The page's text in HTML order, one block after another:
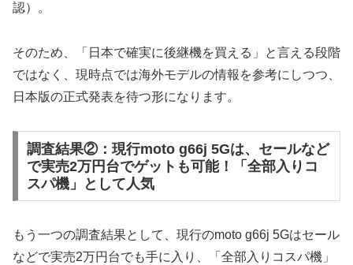
認）。
そのため、「日本で確実に後継機を買える」と言える段階
ではなく、現時点では海外モデルの情報を参考にしつつ、
日本版の正式発表を待つ形になります。
調査結果②：現行moto g66j 5Gは、セールなど
で実売2万円台でゲットも可能！「全部入りコ
スパ機」として人気
もう一つの調査結果として、現行のmoto g66j 5Gはセール
などで実売2万円台でも手に入り、「全部入りコスパ機」